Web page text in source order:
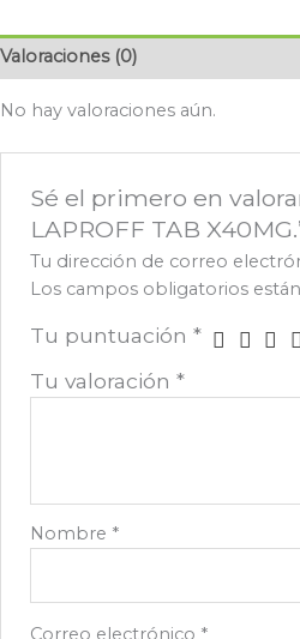
Valoraciones (0)
No hay valoraciones aún.
Sé el primero en
LAPROFF TAB
Tu dirección de correo
Los campos obligatorios
Tu puntuación*
Tu valoración*
Nombre *
Correo electrónico *